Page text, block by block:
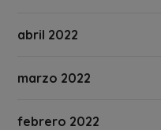
abril 2022
marzo 2022
febrero 2022